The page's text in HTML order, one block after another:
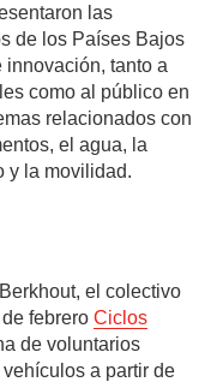
las
de los Países Bajos
tanto a
como al público en
relacionados con
el agua, la
y la movilidad.
el colectivo
de febreroCiclos
de voluntarios
a partir de